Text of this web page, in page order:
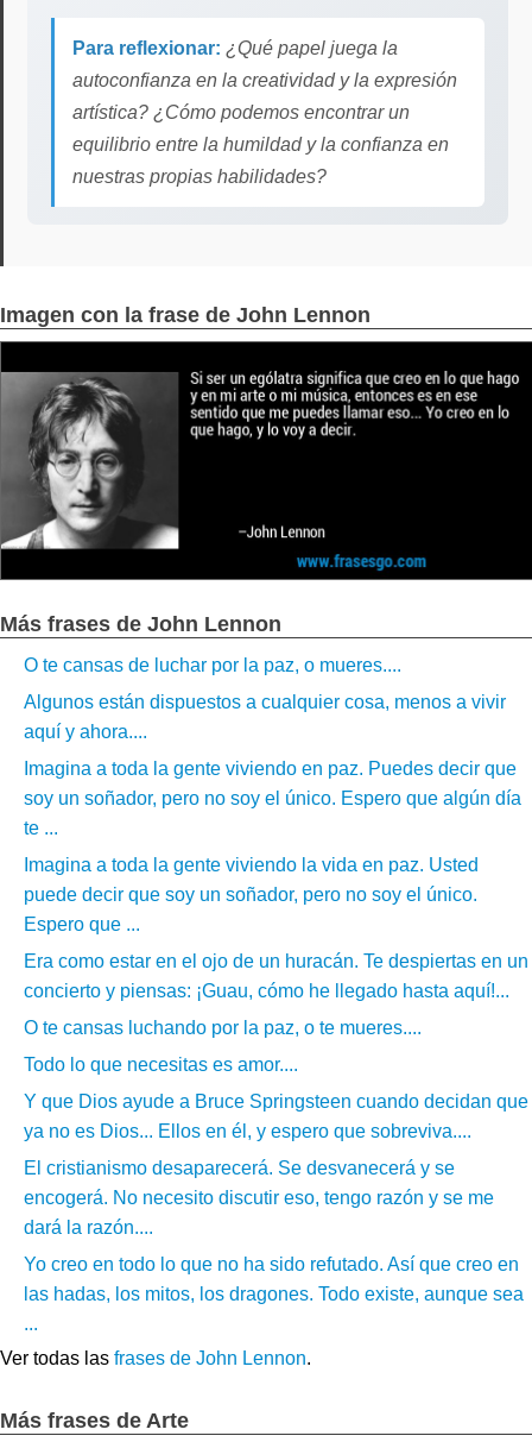
Para reflexionar: ¿Qué papel juega la
autoconfianza en la creatividad y la expresión
artística? ¿Cómo podemos encontrar un
equilibrio entre la humildad y la confianza en
nuestras propias habilidades?
Imagen con la frase de John Lennon
Más frases de John Lennon
O te cansas de luchar por la paz, o mueres....
Algunos están dispuestos a cualquier cosa, menos a vivir
aquí y ahora....
Imagina a toda la gente viviendo en paz. Puedes decir que
soy un soñador, pero no soy el único. Espero que algún día
te ...
Imagina a toda la gente viviendo la vida en paz. Usted
puede decir que soy un soñador, pero no soy el único.
Espero que ...
Era como estar en el ojo de un huracán. Te despiertas en un
concierto y piensas: ¡Guau, cómo he llegado hasta aquí!...
O te cansas luchando por la paz, o te mueres....
Todo lo que necesitas es amor....
Y que Dios ayude a Bruce Springsteen cuando decidan que
ya no es Dios... Ellos en él, y espero que sobreviva....
El cristianismo desaparecerá. Se desvanecerá y se
encogerá. No necesito discutir eso, tengo razón y se me
dará la razón....
Yo creo en todo lo que no ha sido refutado. Así que creo en
las hadas, los mitos, los dragones. Todo existe, aunque sea
...
Ver todas las frases de John Lennon.
Más frases de Arte